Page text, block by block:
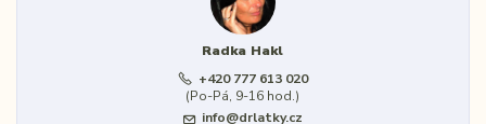
Radka Hakl
+420 777 613 020
(Po-Pá, 9-16 hod.)
info@drlatky.cz